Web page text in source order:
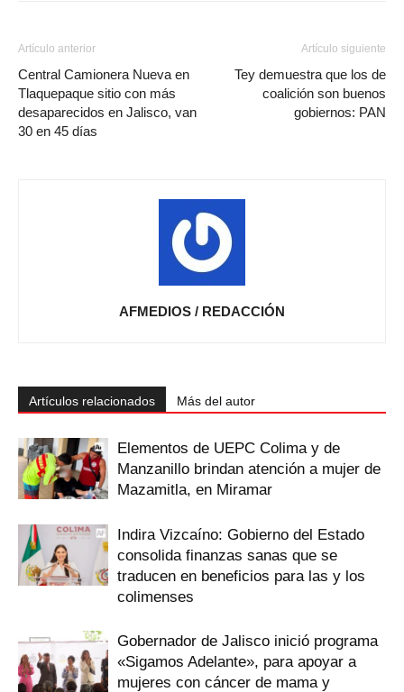
Artículo anterior
Central Camionera Nueva en
Tlaquepaque sitio con más
desaparecidos en Jalisco, van
30 en 45 días
Artículo siguiente
Tey demuestra que los de
coalición son buenos
gobiernos: PAN
AFMEDIOS / REDACCIÓN
Artículos relacionados Más del autor
Elementos de UEPC Colima y de
Manzanillo brindan atención a mujer de
Mazamitla, en Miramar
Indira Vizcaíno: Gobierno del Estado
consolida finanzas sanas que se
traducen en beneficios para las y los
colimenses
Gobernador de Jalisco inició programa
«Sigamos Adelante», para apoyar a
mujeres con cáncer de mama y